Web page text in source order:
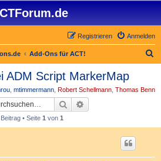
Anmelden
Registrieren
Add-Ons für ACT!
ADM Script MarkerMap
mtimmermann Robert Schellmann Thomas Benn
Suche
• Seite 1 von 1